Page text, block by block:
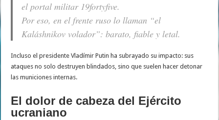
el portal militar 19fortyfive.
Por eso, en el frente ruso lo llaman “el
Kaláshnikov volador”: barato, fiable y letal.
Incluso el presidente Vladímir Putin ha subrayado su impacto: sus
ataques no solo destruyen blindados, sino que suelen hacer detonar
las municiones internas.
El dolor de cabeza del Ejército
ucraniano